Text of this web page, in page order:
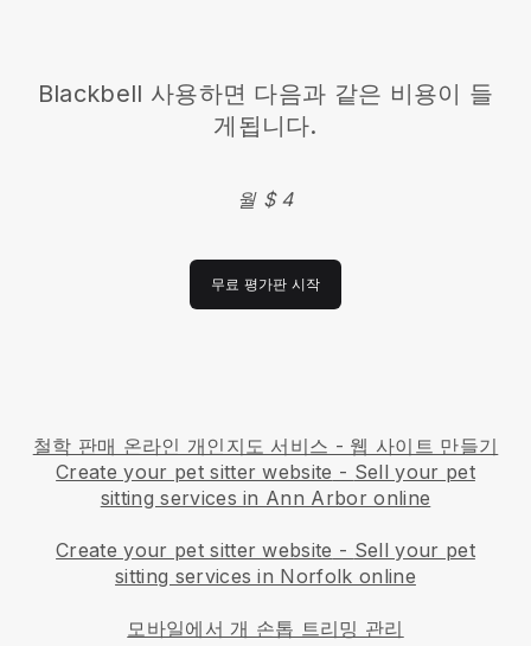
Blackbell 사용하면 다음과 같은 비용이 들
게됩니다.
월 $ 4
무료 평가판 시작
철학 판매 온라인 개인지도 서비스 - 웹 사이트 만들기
Create your pet sitter website - Sell your pet
sitting services in Ann Arbor online
Create your pet sitter website - Sell your pet
sitting services in Norfolk online
모바일에서 개 손톱 트리밍 관리